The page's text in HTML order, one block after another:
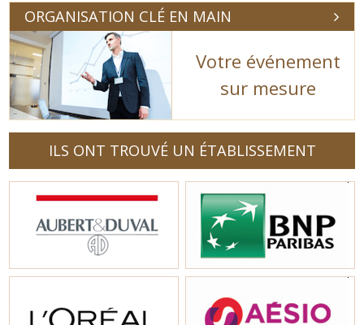
ORGANISATION CLÉ EN MAIN
Votre événement
sur mesure
ILS ONT TROUVÉ UN ÉTABLISSEMENT